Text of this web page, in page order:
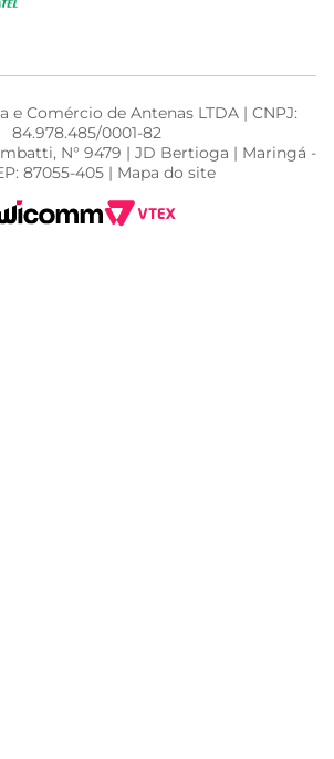
e Comércio de Antenas LTDA | CNPJ:
84.978.485/0001-82
N° 9479 | JD Bertioga | Maringá -
87055-405 | Mapa do site